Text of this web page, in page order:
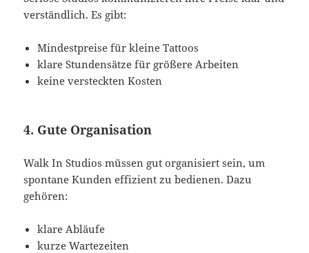
verständlich. Es gibt:
Mindestpreise für kleine Tattoos
klare Stundensätze für größere Arbeiten
keine versteckten Kosten
4. Gute Organisation
Walk In Studios müssen gut organisiert sein, um
spontane Kunden effizient zu bedienen. Dazu
gehören:
klare Abläufe
kurze Wartezeiten